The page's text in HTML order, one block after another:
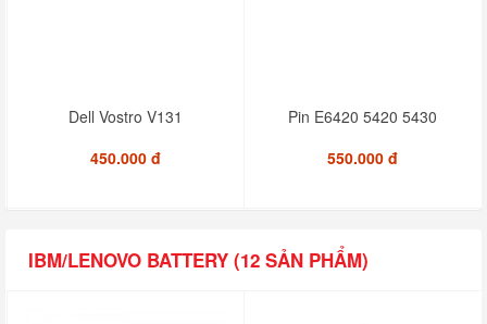
Dell Vostro V131
450.000 đ
Pin E6420 5420 5430
550.000 đ
IBM/LENOVO BATTERY (12 SẢN PHẨM)